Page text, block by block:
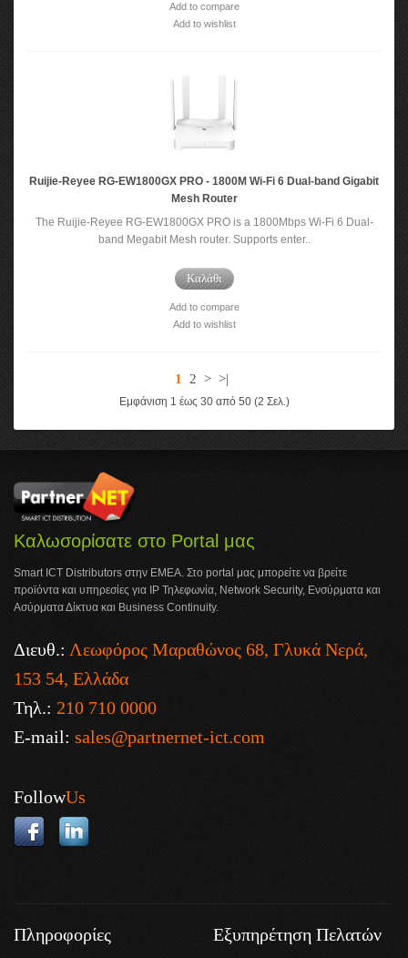
Add to compare
Add to wishlist
Ruijie-Reyee RG-EW1800GX PRO - 1800M Wi-Fi 6 Dual-band Gigabit
Mesh Router
The Ruijie-Reyee RG-EW1800GX PRO is a 1800Mbps Wi-Fi 6 Dual-
band Megabit Mesh router. Supports enter..
Καλάθι
Add to compare
Add to wishlist
1 2 > >|
Εμφάνιση 1 έως 30 από 50 (2 Σελ.)
Καλωσορίσατε στο Portal μας
Smart ICT Distributors στην ΕΜΕΑ. Στο portal μας μπορείτε να βρείτε
προϊόντα και υπηρεσίες για IP Τηλεφωνία, Network Security, Ενσύρματα και
Ασύρματα Δίκτυα και Business Continuity.
Διευθ.: Λεωφόρος Μαραθώνος 68, Γλυκά Νερά,
153 54, Ελλάδα
Τηλ.: 210 710 0000
E-mail: sales@partnernet-ict.com
FollowUs
Πληροφορίες Εξυπηρέτηση Πελατών